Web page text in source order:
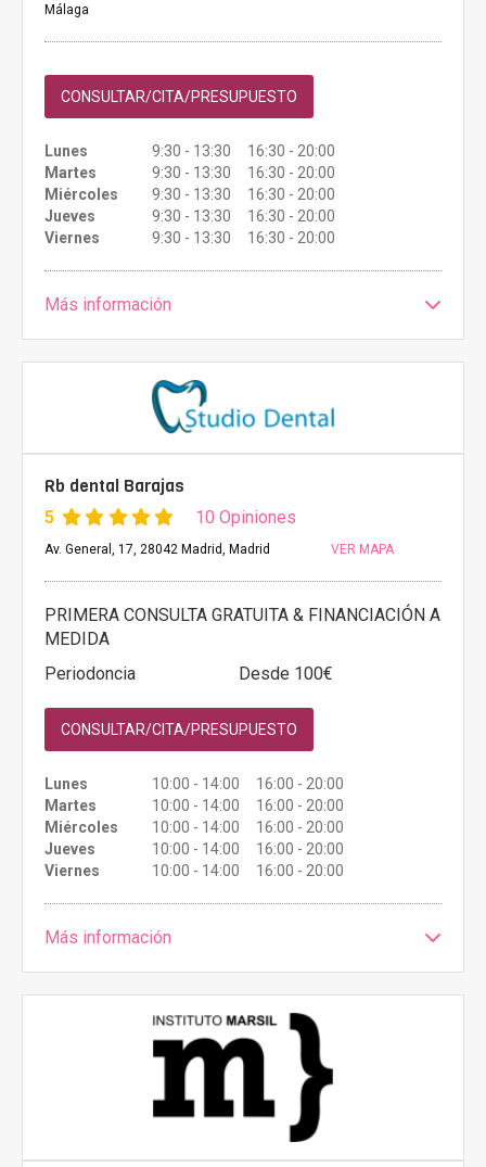
Málaga
CONSULTAR/CITA/PRESUPUESTO
Lunes
9:30 - 13:30 16:30 - 20:00
Martes
9:30 - 13:30 16:30 - 20:00
Miércoles
9:30 - 13:30 16:30 - 20:00
Jueves
9:30 - 13:30 16:30 - 20:00
Viernes
9:30 - 13:30 16:30 - 20:00
Más información
Rb dental Barajas
5 10 Opiniones
Av. General, 17, 28042 Madrid, Madrid VER MAPA
PRIMERA CONSULTA GRATUITA & FINANCIACIÓN A
MEDIDA
Periodoncia
Desde 100€
CONSULTAR/CITA/PRESUPUESTO
Lunes
10:00 - 14:00 16:00 - 20:00
Martes
10:00 - 14:00 16:00 - 20:00
Miércoles
10:00 - 14:00 16:00 - 20:00
Jueves
10:00 - 14:00 16:00 - 20:00
Viernes
10:00 - 14:00 16:00 - 20:00
Más información